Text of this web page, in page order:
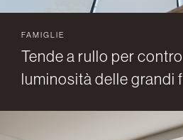
FAMIGLIE
Tende a rullo per
luminosità delle grandi